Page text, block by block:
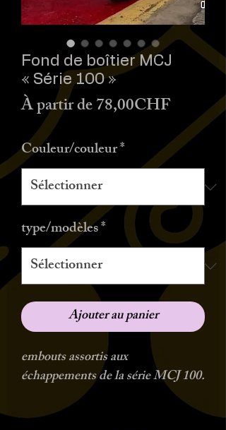
Fond de boîtier MCJ
« Série 100 »
À partir de78,00CHFPrix
Couleur/couleur*
type/modèles*
Ajouter au panier
embouts assortis aux
échappements de la série MCJ 100.